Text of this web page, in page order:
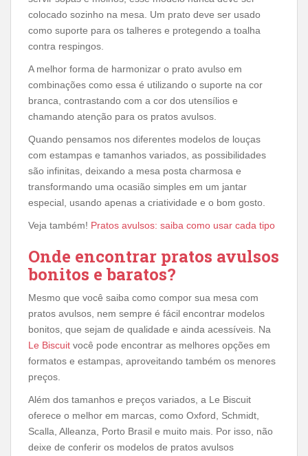
colocado sozinho na mesa. Um prato deve ser usado
como suporte para os talheres e protegendo a toalha
contra respingos.
A melhor forma de harmonizar o prato avulso em
combinações como essa é utilizando o suporte na cor
branca, contrastando com a cor dos utensílios e
chamando atenção para os pratos avulsos.
Quando pensamos nos diferentes modelos de louças
com estampas e tamanhos variados, as possibilidades
são infinitas, deixando a mesa posta charmosa e
transformando uma ocasião simples em um jantar
especial, usando apenas a criatividade e o bom gosto.
Veja também! Pratos avulsos: saiba como usar cada tipo
Onde encontrar pratos avulsos
bonitos e baratos?
Mesmo que você saiba como compor sua mesa com
pratos avulsos, nem sempre é fácil encontrar modelos
bonitos, que sejam de qualidade e ainda acessíveis. Na
Le Biscuit você pode encontrar as melhores opções em
formatos e estampas, aproveitando também os menores
preços.
Além dos tamanhos e preços variados, a Le Biscuit
oferece o melhor em marcas, como Oxford, Schmidt,
Scalla, Alleanza, Porto Brasil e muito mais. Por isso, não
deixe de conferir os modelos de pratos avulsos